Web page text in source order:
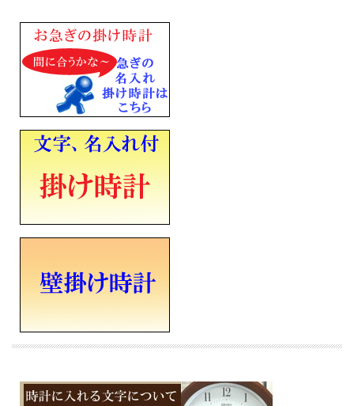
6.ローレライ
7.精霊の踊り
8.埴生の宿
9.主よ人の望みの喜びよ
10.グリーンスリーブス
11.ペールギュントの朝
12.マイ・ボニー
B：クラシック・メロディ（12曲）
1.ノクターン 作品9-2
4.愛の夢 第3番
5.時の踊り
11.四季 冬
12.春の声
2.ジングル・ベル
3.きよしこの夜
6.おめでとうクリスマス